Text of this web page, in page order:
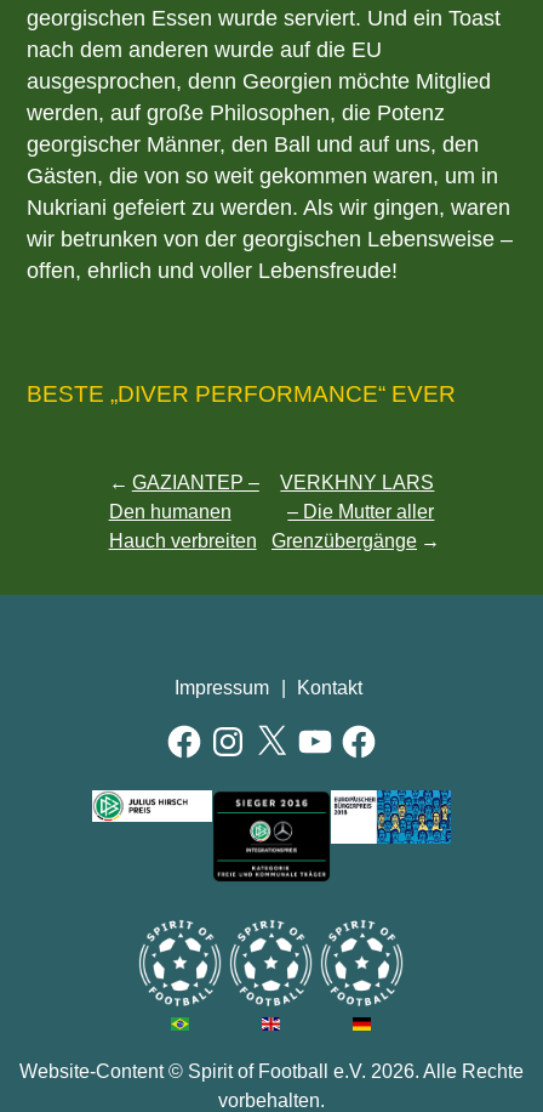
georgischen Essen wurde serviert. Und ein Toast
nach dem anderen wurde auf die EU
ausgesprochen, denn Georgien möchte Mitglied
werden, auf große Philosophen, die Potenz
georgischer Männer, den Ball und auf uns, den
Gästen, die von so weit gekommen waren, um in
Nukriani gefeiert zu werden. Als wir gingen, waren
wir betrunken von der georgischen Lebensweise –
offen, ehrlich und voller Lebensfreude!
BESTE „DIVER PERFORMANCE“ EVER
Beitragsnavigation
GAZIANTEP –
Den humanen
Hauch verbreiten
VERKHNY LARS
– Die Mutter aller
Grenzübergänge
Impressum Kontakt
FacebookInstagram
X YouTubeFacebook
AUSZEICHNUNGEN
Website-Content © Spirit of Football e.V. 2026. Alle Rechte
vorbehalten.